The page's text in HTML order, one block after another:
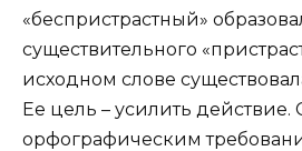
«беспристрастный»
существительного
исходном слове
Ее цель – усилить действие.
орфографическим